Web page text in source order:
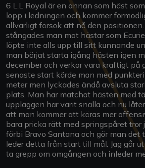
6 L.L Royal är en annan som häst
lopp i ledningen och kommer
allvarligt försök att nå den positionen.
stångades man mot hästar som
löpte inte alls upp till sitt kunnande
man börjat starta igång hästen igen
december och verkar vara kraftigt på
senaste start körde man med
meter men lyckades ändå avsluta
plats. Man har matchat hästen med
uppläggen har varit snälla och nu
att man kommer att köras mer
bara pricka rätt med springspåret tror
förbi Bravo Santana och gör man det
leder detta från start till mål. Jag går
ta grepp om omgången och inleder